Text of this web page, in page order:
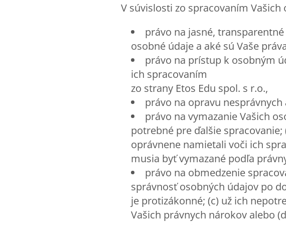
V súvislosti zo spracovaním
právo na jasné,
osobné údaje a aké sú Vaše
právo na prístup k osobným
ich spracovaním
zo strany Etos Edu spol. s r.o.,
právo na opravu
právo na vymazanie Vašich
potrebné pre ďalšie
oprávnene namietali voči ich
musia byť vymazané podľa
právo na obmedzenie
správnosť osobných údajov po
je protizákonné; (c) už ich
Vašich právnych nárokov alebo